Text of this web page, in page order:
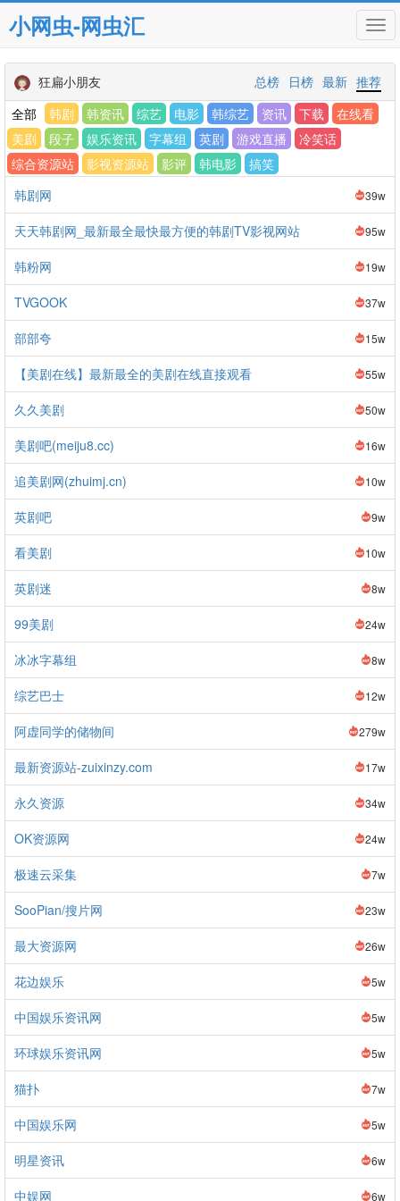
小网虫-网虫汇
狂扁小朋友 推荐
最新
日榜
总榜
全部
韩剧 韩资讯 综艺 电影 韩综艺 资讯 下载
在线看
美剧
段子 娱乐资讯 字幕组 英剧 游戏直播
冷笑话
综合资源站
影视资源站 影评 韩电影
搞笑
韩剧网
39w
天天韩剧网_最新最全最快最方便的韩剧TV影视网站 95w
韩粉网 19w
TVGOOK 37w
部部夸 15w
【美剧在线】最新最全的美剧在线直接观看 55w
久久美剧 50w
美剧吧(meiju8.cc) 16w
追美剧网(zhuimj.cn) 10w
英剧吧 9w
看美剧 10w
英剧迷 8w
99美剧 24w
冰冰字幕组 8w
综艺巴士 12w
阿虚同学的储物间 279w
最新资源站-zuixinzy.com 17w
永久资源 34w
OK资源网 24w
极速云采集 7w
SooPian/搜片网 23w
最大资源网 26w
花边娱乐 5w
中国娱乐资讯网 5w
环球娱乐资讯网 5w
猫扑 7w
中国娱乐网 5w
明星资讯 6w
中娱网 6w